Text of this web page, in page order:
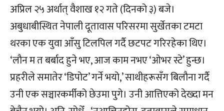
अप्रिल २५ अर्थात् वैशाख १२ गते (दिनको ३) बजे।
अबुधाबीस्थित नेपाली दूतावास परिसरमा सुर्खेतका टमटा
थरका एक युवा आँसु टिलपिल गर्दै छटपट गरिरहेका थिए।
‘लौन म त बर्बाद हुने भए, आज काम नभए ‘ओभर स्टे’ हुन्छ।
प्रहरीले समातेर ‘डिपोट’ गर्ने भयो,’ साथीहरूसँग बिलौना गर्दै
उनी एक सञ्चारकर्मीको छेउमा पुगे। उनी आत्तिएको देख्दा मन